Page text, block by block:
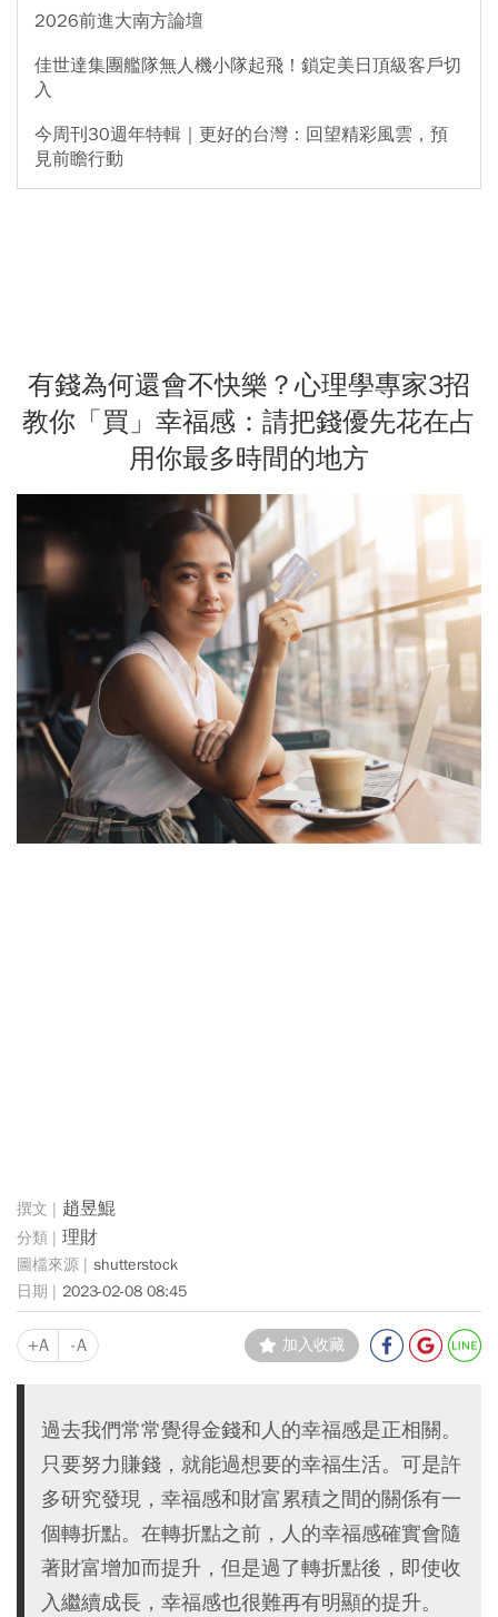
2026前進大南方論壇
佳世達集團艦隊無人機小隊起飛！鎖定美日頂級客戶切
入
今周刊30週年特輯｜更好的台灣：回望精彩風雲，預
見前瞻行動
有錢為何還會不快樂？心理學專家3招
教你「買」幸福感：請把錢優先花在占
用你最多時間的地方
趙昱鯤
理財
shutterstock
2023-02-08 08:45
+A -A 加入收藏
過去我們常常覺得金錢和人的幸福感是正相關。
只要努力賺錢，就能過想要的幸福生活。可是許
多研究發現，幸福感和財富累積之間的關係有一
個轉折點。在轉折點之前，人的幸福感確實會隨
著財富增加而提升，但是過了轉折點後，即使收
入繼續成長，幸福感也很難再有明顯的提升。